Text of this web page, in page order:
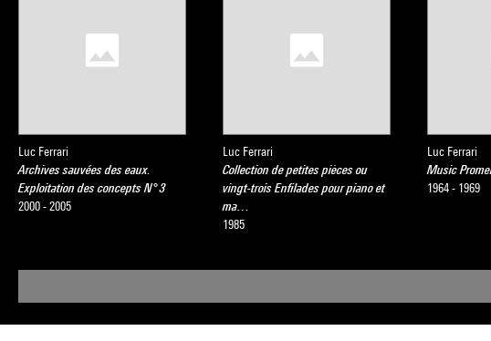
Luc Ferrari
Archives sauvées des eaux.
Exploitation des concepts N° 3
2000 - 2005
Luc Ferrari
Collection de petites pièces ou
vingt-trois Enfilades pour piano et
ma…
1985
Luc Ferrari
Music
1964 - 1969